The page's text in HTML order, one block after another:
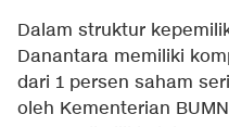
Dalam struktur
Danantara memiliki
dari 1 persen saham
oleh Kementerian